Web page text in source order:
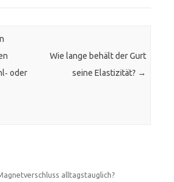
oder
Wie lange behält der Gurt
seine Elastizität? →
alltagstauglich?